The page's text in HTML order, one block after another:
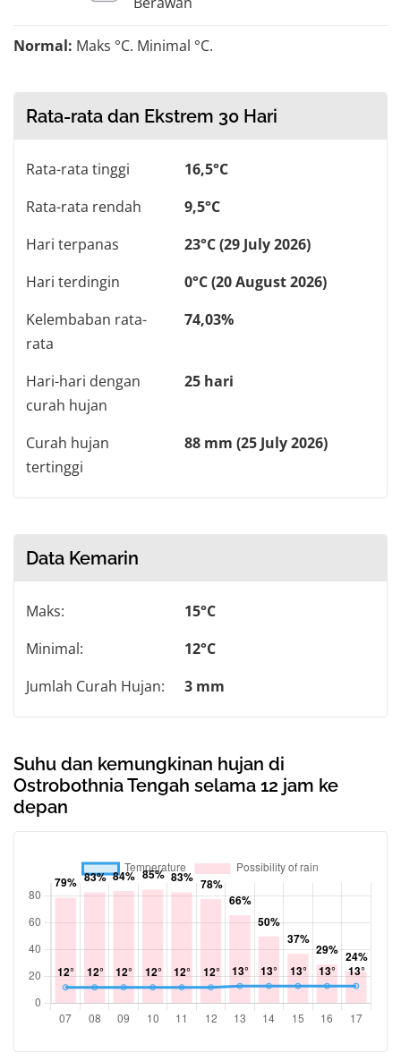
Normal: Maks °C. Minimal °C.
Rata-rata dan Ekstrem 30 Hari
Rata-rata tinggi
16,5°C
Rata-rata rendah
9,5°C
Hari terpanas
23°C (29 July 2026)
Hari terdingin
0°C (20 August 2026)
Kelembaban rata-
rata
74,03%
Hari-hari dengan
curah hujan
25 hari
Curah hujan
tertinggi
88 mm (25 July 2026)
Data Kemarin
Maks:
15°C
Minimal:
12°C
Jumlah Curah Hujan:
3 mm
Suhu dan kemungkinan hujan di
Ostrobothnia Tengah selama 12 jam ke
depan